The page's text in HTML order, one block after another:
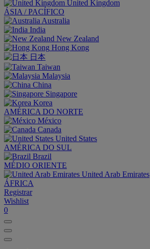
United Kingdom
ÁSIA / PACÍFICO
Australia
India
New Zealand
Hong Kong
日本
Taiwan
Malaysia
China
Singapore
Korea
AMÉRICA DO NORTE
México
Canada
United States
AMÉRICA DO SUL
Brazil
MÉDIO ORIENTE
United Arab Emirates
ÁFRICA
Registrar
Wishlist
0